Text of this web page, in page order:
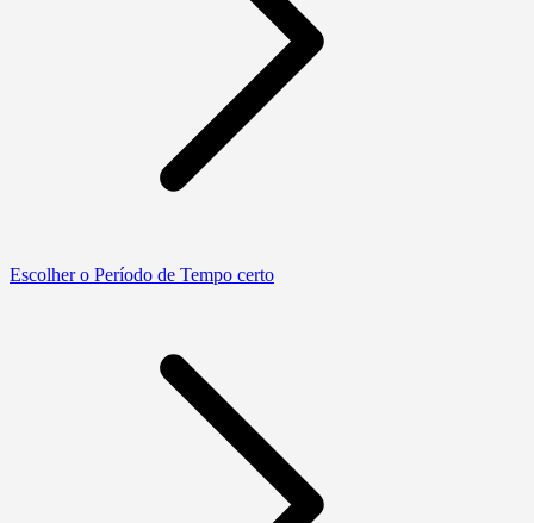
Escolher o Período de Tempo certo